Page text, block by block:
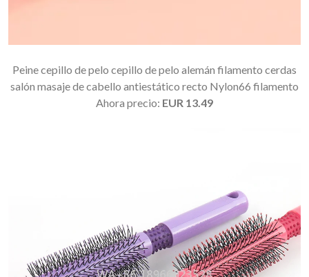
Peine cepillo de pelo cepillo de pelo alemán filamento cerdas
salón masaje de cabello antiestático recto Nylon66 filamento
Ahora precio: EUR 13.49